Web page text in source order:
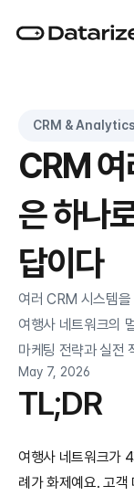
CRM & Analytics
CRM 여
은 하나
답이다
여러 CRM 시스템
여행사 네트워크의
마케팅 전략과 실전
May 7, 2026
TL;DR
여행사 네트워크가
례가 화제예요. 고객